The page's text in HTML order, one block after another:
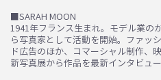
■SARAH MOON
1941年フランス生まれ。モデル業の
ら写真家として活動を開始。ファッ
ド広告のほか、コマーシャル制作、
新写真展から作品を最新インタビュ